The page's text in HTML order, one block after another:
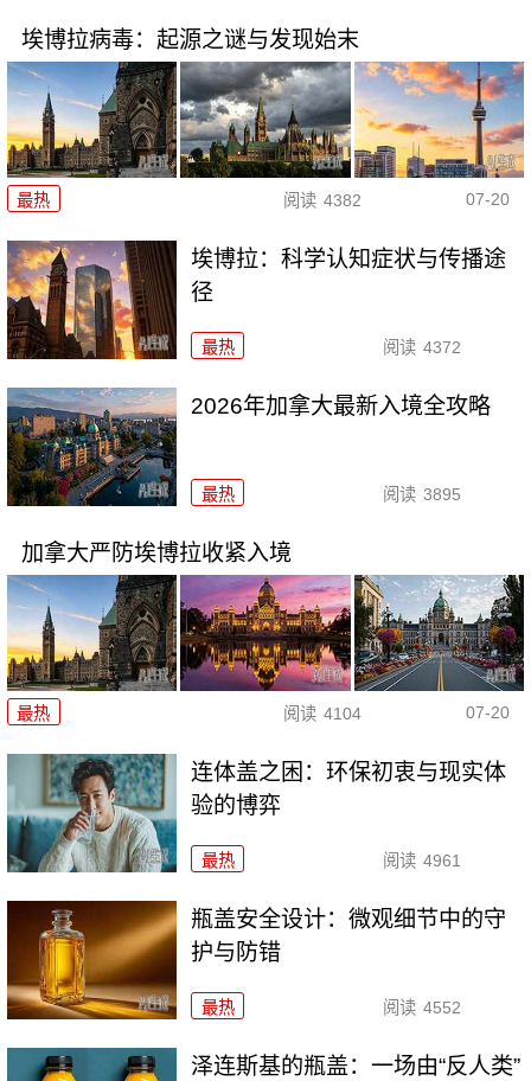
埃博拉病毒：起源之谜与发现始末
最热 阅读 4382 07-20
埃博拉：科学认知症状与传播途
径
最热 阅读 4372
2026年加拿大最新入境全攻略
最热 阅读 3895
加拿大严防埃博拉收紧入境
最热 阅读 4104 07-20
连体盖之困：环保初衷与现实体
验的博弈
最热 阅读 4961
瓶盖安全设计：微观细节中的守
护与防错
最热 阅读 4552
泽连斯基的瓶盖：一场由“反人类”